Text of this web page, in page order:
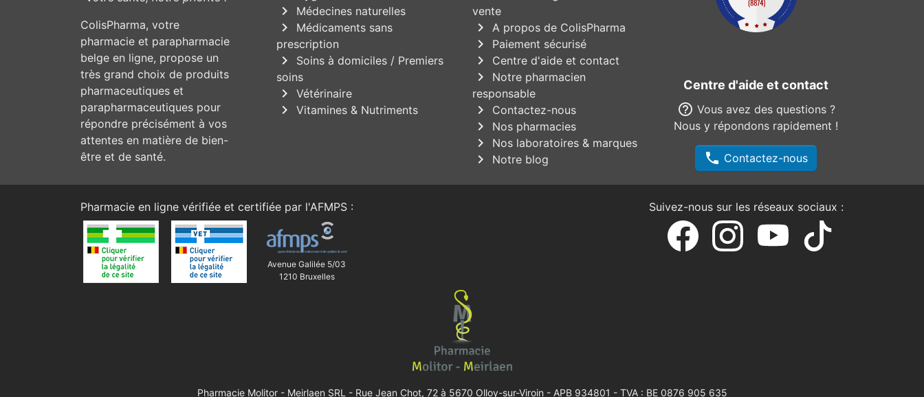
ColisPharma, votre
pharmacie et parapharmacie
belge en ligne, propose un
très grand choix de produits
pharmaceutiques et
parapharmaceutiques pour
répondre précisément à vos
attentes en matière de bien-
être et de santé.
chevron_right Médecines naturelles
chevron_right
Médicaments sans
prescription
chevron_right
Soins à domiciles / Premiers
soins
chevron_right Vétérinaire
chevron_right Vitamines & Nutriments
vente
chevron_right A propos de ColisPharma
chevron_right Paiement sécurisé
chevron_right Centre d'aide et contact
chevron_right
Notre pharmacien
responsable
chevron_right Contactez-nous
chevron_right Nos pharmacies
chevron_right Nos laboratoires & marques
chevron_right Notre blog
Centre d'aide et contact
help_outline Vous avez des questions ?
Nous y répondons rapidement !
phone Contactez-nous
Pharmacie en ligne vérifiée et certifiée par l'AFMPS :
Avenue Galilée 5/03
1210 Bruxelles
Suivez-nous sur les réseaux sociaux :
Pharmacie Molitor - Meirlaen SRL - Rue Jean Chot, 72 à 5670 Olloy-sur-Viroin - APB 934801 - TVA : BE 0876 905 635